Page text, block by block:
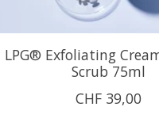
LPG® Exfoliating
Scrub 75ml
CHF 39,00